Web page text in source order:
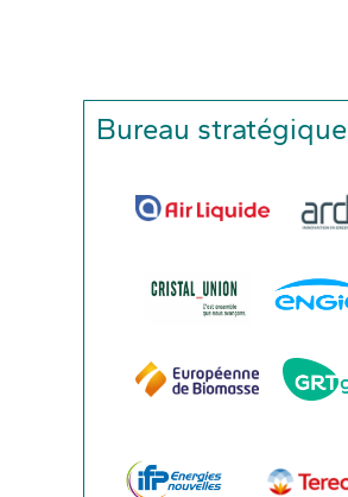
Bureau stratégique